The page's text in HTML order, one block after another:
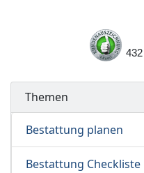
432
Themen
Bestattung planen
Bestattung Checkliste